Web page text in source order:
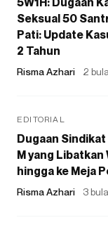
Seksual 50
Pati: Update
2 Tahun
Risma Azhari 2
EDITORIAL
Dugaan
M yang Libatkan
hingga ke Meja
Risma Azhari 3